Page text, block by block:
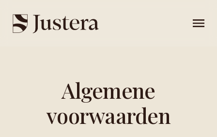
Algemene
voorwaarden